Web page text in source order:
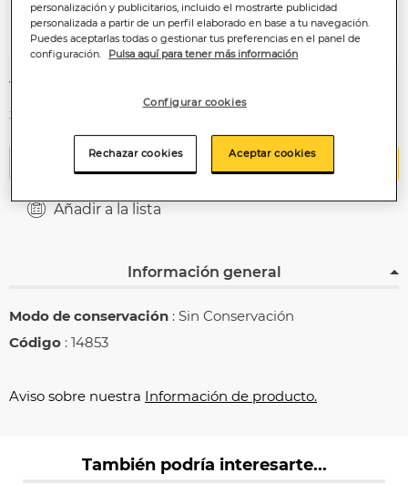
1
3,57€/kilo
Añadir a la cesta
Añadir a la lista
Información general
Modo de conservación : Sin Conservación
Código : 14853
Aviso sobre nuestra Información de producto.
También podría interesarte...
personalización y publicitarios, incluido el mostrarte publicidad
personalizada a partir de un perfil elaborado en base a tu navegación.
Puedes aceptarlas todas o gestionar tus preferencias en el panel de
configuración.
Pulsa aquí para tener más información
Configurar cookies
Rechazar cookies Aceptar cookies